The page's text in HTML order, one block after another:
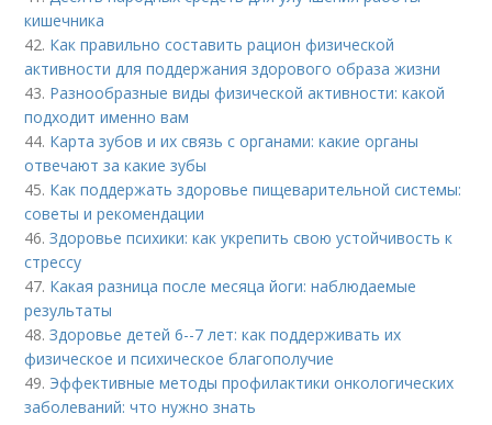
кишечника
42. Как правильно составить рацион физической
активности для поддержания здорового образа жизни
43. Разнообразные виды физической активности: какой
подходит именно вам
44. Карта зубов и их связь с органами: какие органы
отвечают за какие зубы
45. Как поддержать здоровье пищеварительной системы:
советы и рекомендации
46.Здоровье психики: как укрепить свою устойчивость к
стрессу
47. Какая разница после месяца йоги: наблюдаемые
результаты
48.Здоровье детей 6--7 лет: как поддерживать их
физическое и психическое благополучие
49. Эффективные методы профилактики онкологических
заболеваний: что нужно знать